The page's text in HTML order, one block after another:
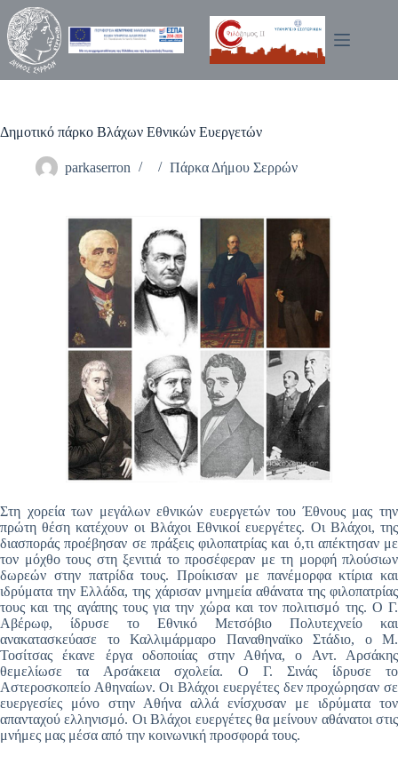
Μετάβαση
στο
περιεχόμενο
Δημοτικό πάρκο Βλάχων Εθνικών Ευεργετών
parkaserron Πάρκα Δήμου Σερρών
Στη χορεία των μεγάλων εθνικών ευεργετών του Έθνους μας την
πρώτη θέση κατέχουν οι Βλάχοι Εθνικοί ευεργέτες. Οι Βλάχοι, της
διασποράς προέβησαν σε πράξεις φιλοπατρίας και ό,τι απέκτησαν με
τον μόχθο τους στη ξενιτιά το προσέφεραν με τη μορφή πλούσιων
δωρεών στην πατρίδα τους. Προίκισαν με πανέμορφα κτίρια και
ιδρύματα την Ελλάδα, της χάρισαν μνημεία αθάνατα της φιλοπατρίας
τους και της αγάπης τους για την χώρα και τον πολιτισμό της. Ο Γ.
Αβέρωφ, ίδρυσε το Εθνικό Μετσόβιο Πολυτεχνείο και
ανακατασκεύασε το Καλλιμάρμαρο Παναθηναϊκο Στάδιο, ο Μ.
Τοσίτσας έκανε έργα οδοποιίας στην Αθήνα, ο Αντ. Αρσάκης
θεμελίωσε τα Αρσάκεια σχολεία. Ο Γ. Σινάς ίδρυσε το
Αστεροσκοπείο Αθηναίων. Οι Βλάχοι ευεργέτες δεν προχώρησαν σε
ευεργεσίες μόνο στην Αθήνα αλλά ενίσχυσαν με ιδρύματα τον
απανταχού ελληνισμό. Οι Βλάχοι ευεργέτες θα μείνουν αθάνατοι στις
μνήμες μας μέσα από την κοινωνική προσφορά τους.